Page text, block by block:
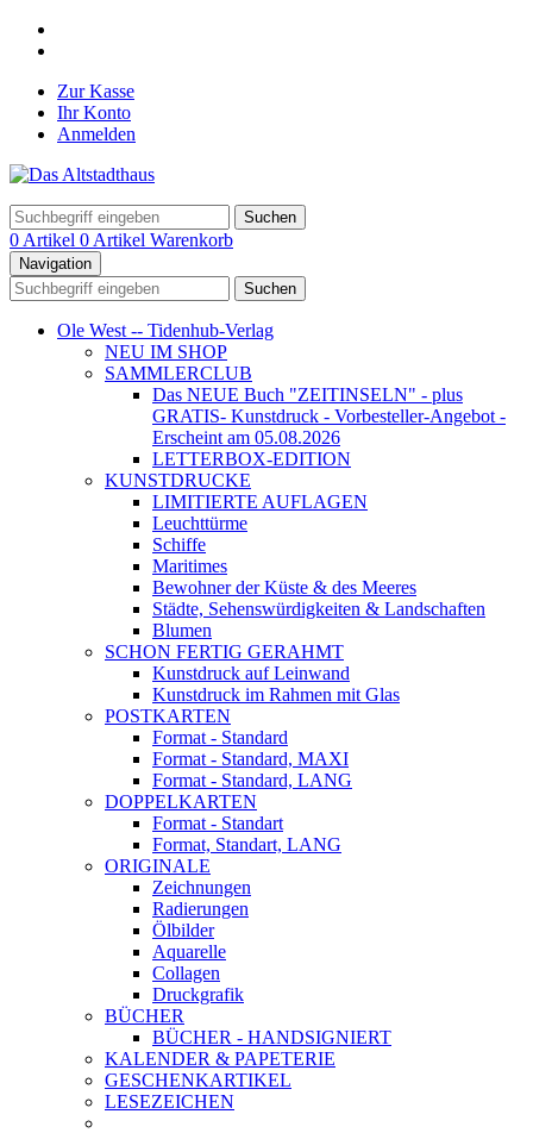
Zur Kasse
Ihr Konto
Anmelden
Suchen
0 Artikel 0 Artikel Warenkorb
Navigation
Suchen
Ole West -- Tidenhub-Verlag
NEU IM SHOP
SAMMLERCLUB
Das NEUE Buch "ZEITINSELN" - plus
GRATIS- Kunstdruck - Vorbesteller-Angebot -
Erscheint am 05.08.2026
LETTERBOX-EDITION
KUNSTDRUCKE
LIMITIERTE AUFLAGEN
Leuchttürme
Schiffe
Maritimes
Bewohner der Küste & des Meeres
Städte, Sehenswürdigkeiten & Landschaften
Blumen
SCHON FERTIG GERAHMT
Kunstdruck auf Leinwand
Kunstdruck im Rahmen mit Glas
POSTKARTEN
Format - Standard
Format - Standard, MAXI
Format - Standard, LANG
DOPPELKARTEN
Format - Standart
Format, Standart, LANG
ORIGINALE
Zeichnungen
Radierungen
Ölbilder
Aquarelle
Collagen
Druckgrafik
BÜCHER
BÜCHER - HANDSIGNIERT
KALENDER & PAPETERIE
GESCHENKARTIKEL
LESEZEICHEN